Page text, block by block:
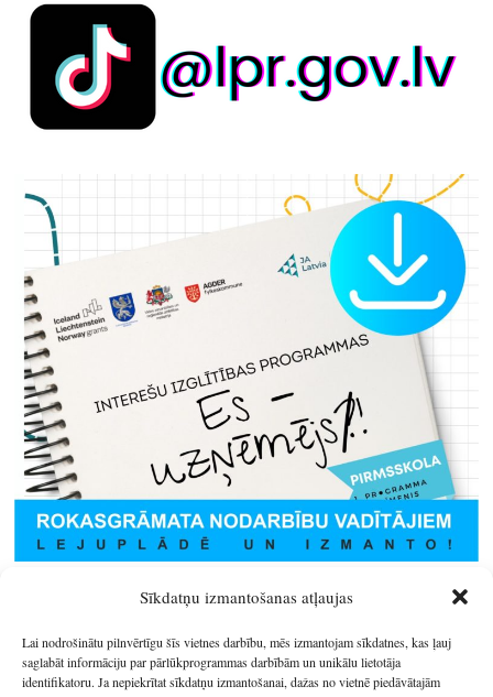
Sīkdatņu izmantošanas atļaujas
Lai nodrošinātu pilnvērtīgu šīs vietnes darbību, mēs izmantojam sīkdatnes, kas ļauj
saglabāt informāciju par pārlūkprogrammas darbībām un unikālu lietotāja
identifikatoru. Ja nepiekrītat sīkdatņu izmantošanai, dažas no vietnē piedāvātajām